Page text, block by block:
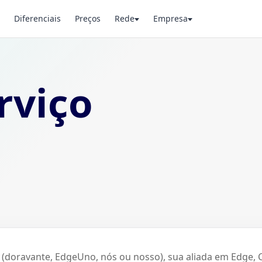
Diferenciais Preços Rede Empresa
EdgeUno, nós ou nosso), sua aliada em